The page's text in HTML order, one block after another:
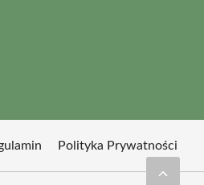
Polityka Prywatności